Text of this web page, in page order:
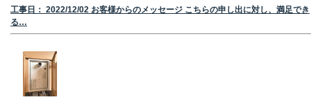
工事日： 2022/12/02 お客様からのメッセージ こちらの申し出に対し、満足でき
る…